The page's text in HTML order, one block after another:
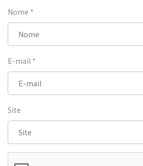
Nome *
E-mail *
Site